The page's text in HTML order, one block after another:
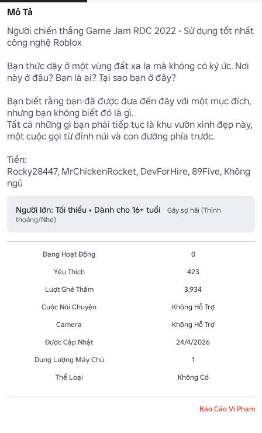
Mô Tả
Người chiến thắng Game Jam RDC 2022 - Sử dụng tốt nhất
công nghệ Roblox
Bạn thức dậy ở một vùng đất xa lạ mà không có ký ức. Nơi
này ở đâu? Bạn là ai? Tại sao bạn ở đây?
Bạn biết rằng bạn đã được đưa đến đây với một mục đích,
nhưng bạn không biết đó là gì.
Tất cả những gì bạn phải tiếp tục là khu vườn xinh đẹp này,
một cuộc gọi từ đỉnh núi và con đường phía trước.
Tiền:
Rocky28447, MrChickenRocket, DevForHire, 89Five, Không
ngủ
Người lớn: Tối thiểu • Dành cho 16+ tuổi
Gây sợ hãi (Thỉnh
thoảng/Nhẹ)
Đang Hoạt Động
0
Yêu Thích
423
Lượt Ghé Thăm
3,934
Cuộc Nói Chuyện
Không Hỗ Trợ
Camera
Không Hỗ Trợ
Được Cập Nhật
24/4/2026
Dung Lượng Máy Chủ
1
Thể Loại
Không Có
Báo Cáo Vi Phạm